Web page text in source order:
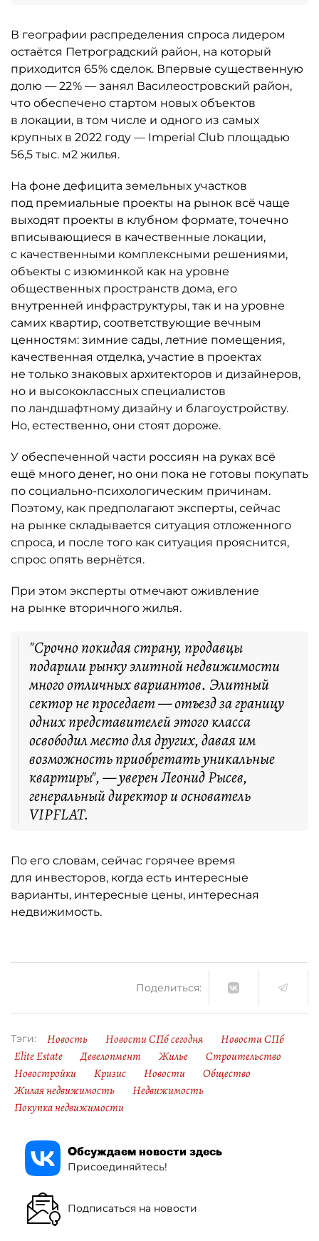
В географии распределения спроса лидером
остаётся Петроградский район, на который
приходится 65 % сделок. Впервые существенную
долю — 22 % — занял Василеостровский район,
что обеспечено стартом новых объектов
в локации, в том числе и одного из самых
крупных в 2022 году — Imperial Club площадью
56,5 тыс. м2 жилья.
На фоне дефицита земельных участков
под премиальные проекты на рынок всё чаще
выходят проекты в клубном формате, точечно
вписывающиеся в качественные локации,
с качественными комплексными решениями,
объекты с изюминкой как на уровне
общественных пространств дома, его
внутренней инфраструктуры, так и на уровне
самих квартир, соответствующие вечным
ценностям: зимние сады, летние помещения,
качественная отделка, участие в проектах
не только знаковых архитекторов и дизайнеров,
но и высококлас­сных специалистов
по ландшафтному дизайну и благоустройству.
Но, естественно, они стоят дороже.
У обеспеченной части россиян на руках всё
ещё много денег, но они пока не готовы покупать
по социально-психологическим причинам.
Поэтому, как предполагают эксперты, сейчас
на рынке складывается ситуация отложенного
спроса, и после того как ситуация прояснится,
спрос опять вернётся.
При этом эксперты отмечают оживление
на рынке вторичного жилья.
"Срочно покидая страну, продавцы
подарили рынку элитной недвижимости
много отличных вариантов. Элитный
сектор не проседает — отъезд за границу
одних представителей этого класса
освободил место для других, давая им
возможность приобретать уникальные
квартиры", — уверен Леонид Рысев,
генеральный директор и основатель
VIPFLAT.
По его словам, сейчас горячее время
для инвесторов, когда есть интересные
варианты, интересные цены, интересная
недвижимость.
Поделиться:
Тэги: Новость Новости СПб сегодня
Новости СПб
Elite Estate
Девелопмент Жилье
Строительство
Новостройки
Кризис Новости
Общество
Жилая недвижимость
Недвижимость
Покупка недвижимости
Обсуждаем новости здесь
Присоединяйтесь!
Подписаться на новости